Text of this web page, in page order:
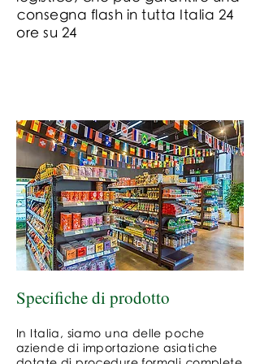
consegna flash in tutta Italia 24
ore su 24
Specifiche di prodotto
In Italia, siamo una delle poche
aziende di importazione asiatiche